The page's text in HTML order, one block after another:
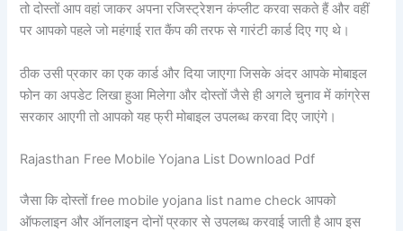
तो दोस्तों आप वहां जाकर अपना रजिस्ट्रेशन कंप्लीट करवा सकते हैं और वहीं
पर आपको पहले जो महंगाई रात कैंप की तरफ से गारंटी कार्ड दिए गए थे।
ठीक उसी प्रकार का एक कार्ड और दिया जाएगा जिसके अंदर आपके मोबाइल
फोन का अपडेट लिखा हुआ मिलेगा और दोस्तों जैसे ही अगले चुनाव में कांग्रेस
सरकार आएगी तो आपको यह फ्री मोबाइल उपलब्ध करवा दिए जाएंगे।
Rajasthan Free Mobile Yojana List Download Pdf
जैसा कि दोस्तों free mobile yojana list name check आपको
ऑफलाइन और ऑनलाइन दोनों प्रकार से उपलब्ध करवाई जाती है आप इस